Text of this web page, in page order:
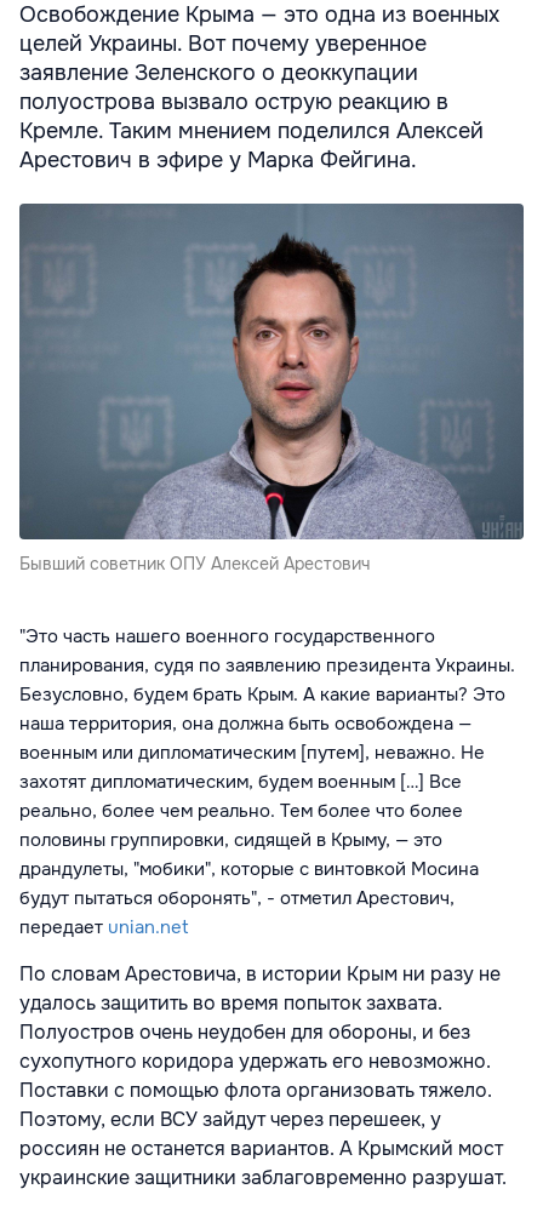
Освобождение Крыма — это одна из военных
целей Украины. Вот почему уверенное
заявление Зеленского о деоккупации
полуострова вызвало острую реакцию в
Кремле. Таким мнением поделился Алексей
Арестович в эфире у Марка Фейгина.
Бывший советник ОПУ Алексей Арестович
"Это часть нашего военного государственного
планирования, судя по заявлению президента Украины.
Безусловно, будем брать Крым. А какие варианты? Это
наша территория, она должна быть освобождена —
военным или дипломатическим [путем], неважно. Не
захотят дипломатическим, будем военным […] Все
реально, более чем реально. Тем более что более
половины группировки, сидящей в Крыму, — это
драндулеты, "мобики", которые с винтовкой Мосина
будут пытаться оборонять", - отметил Арестович,
передает unian.net
По словам Арестовича, в истории Крым ни разу не
удалось защитить во время попыток захвата.
Полуостров очень неудобен для обороны, и без
сухопутного коридора удержать его невозможно.
Поставки с помощью флота организовать тяжело.
Поэтому, если ВСУ зайдут через перешеек, у
россиян не останется вариантов. А Крымский мост
украинские защитники заблаговременно разрушат.